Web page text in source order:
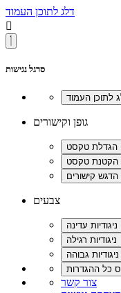
דלג לתוכן העמוד

סרגל נגישות
גופן וקישורים
צבעים
צור קשר